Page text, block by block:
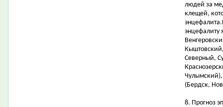
людей за
клещей,
энцефалиту
Северный,
Чулымский),
(Бердск,
8. Прогноз